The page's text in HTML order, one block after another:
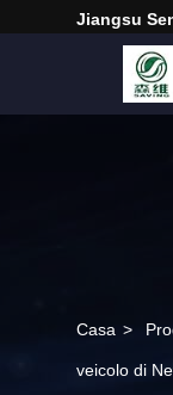
Jiangsu
Casa >
veicolo di